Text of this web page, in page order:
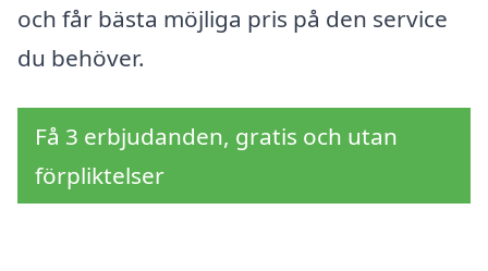
och får bästa möjliga pris på den service
du behöver.
Få 3 erbjudanden, gratis och utan
förpliktelser